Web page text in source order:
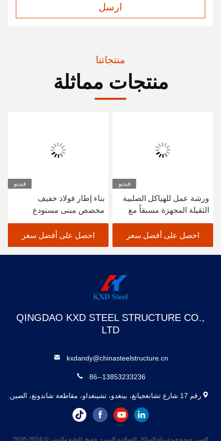
ارسل
منتجاتنا
منتجات مماثلة
فيديو
ورشة عمل للهياكل الصلبية
الثقيلة المجهزة مسبقاً مع
مباني ورشة العمل المعدنية
ذات التصميم المرن
احصل على أفضل سعر
فيديو
بناء إطار فولاذ خفيف
مخصص مبنى مستودع
تجاري
احصل على أفضل سعر
QINGDAO KXD STEEL STRUCTURE CO.,
LTD
kxdandy@chinasteelstructure.cn
86--13853233236
رقم 17 شارع تشانغجيانغ، بينغدو، تشينغداو، مقاطعة شاندونغ، الصين.
الصين جودة جيدة بناء الهياكل الفولاذية المورد. حقوق الطبع والنشر © 2024-2026